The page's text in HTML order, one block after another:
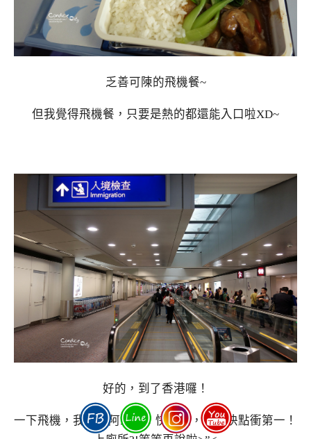
乏善可陳的飛機餐~
但我覺得飛機餐，只要是熱的都還能入口啦XD~
好的，到了香港囉！
一下飛機，我就跟阿三說：快快快，我們快點衝第一！